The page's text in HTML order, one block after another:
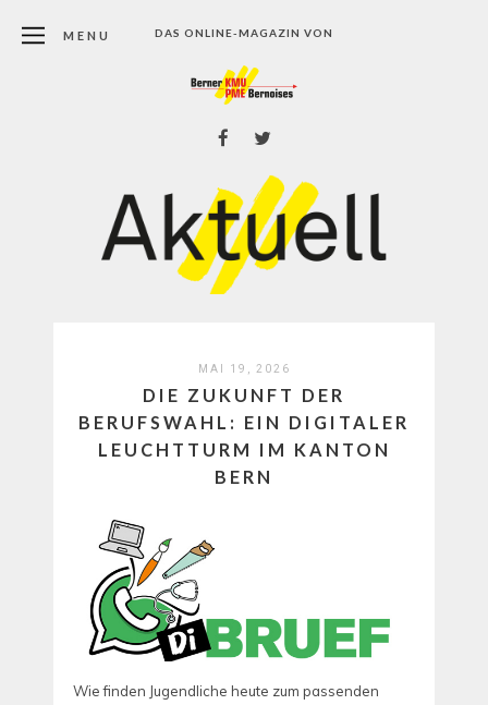
DAS ONLINE-MAGAZIN VON
MENU
MAI 19, 2026
DIE ZUKUNFT DER
BERUFSWAHL: EIN DIGITALER
LEUCHTTURM IM KANTON
BERN
Wie finden Jugendliche heute zum passenden